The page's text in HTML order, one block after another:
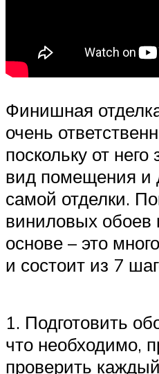
Финишная
очень
поскольку от
вид помещения и
самой отделки.
виниловых обоев
основе – это
и состоит из 7
1. Подготовить
что необходимо,
проверить